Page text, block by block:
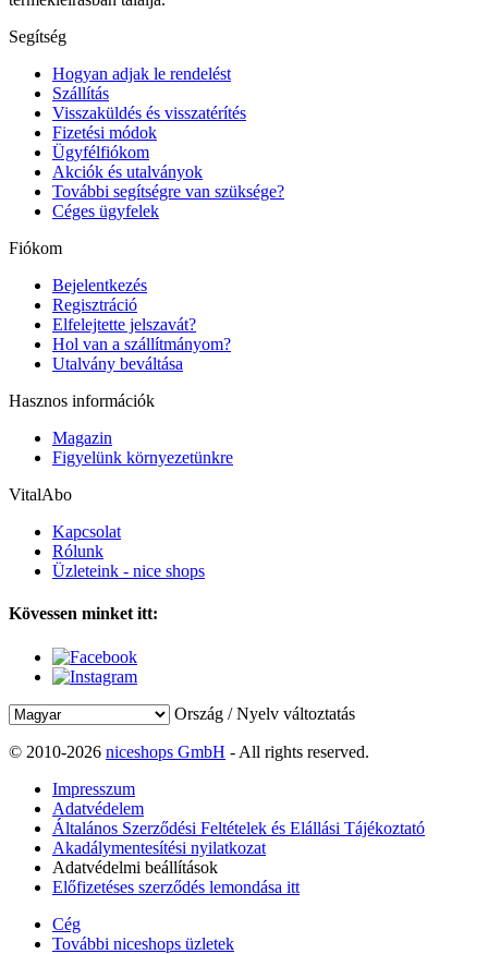
Segítség
Hogyan adjak le rendelést
Szállítás
Visszaküldés és visszatérítés
Fizetési módok
Ügyfélfiókom
Akciók és utalványok
További segítségre van szüksége?
Céges ügyfelek
Fiókom
Bejelentkezés
Regisztráció
Elfelejtette jelszavát?
Hol van a szállítmányom?
Utalvány beváltása
Hasznos információk
Magazin
Figyelünk környezetünkre
VitalAbo
Kapcsolat
Rólunk
Üzleteink - nice shops
Kövessen minket itt:
Ország / Nyelv változtatás
© 2010-2026 niceshops GmbH - All rights reserved.
Impresszum
Adatvédelem
Általános Szerződési Feltételek és Elállási Tájékoztató
Akadálymentesítési nyilatkozat
Adatvédelmi beállítások
Előfizetéses szerződés lemondása itt
Cég
További niceshops üzletek